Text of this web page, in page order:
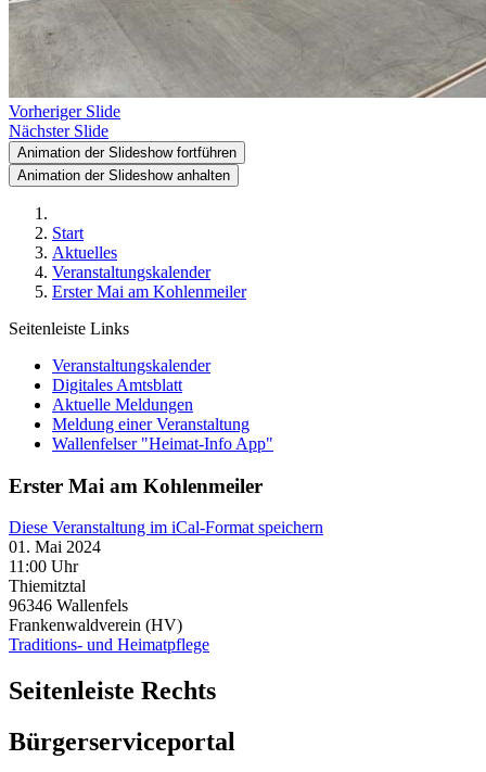
Vorheriger Slide
Nächster Slide
Animation der Slideshow fortführen
Animation der Slideshow anhalten
Start
Aktuelles
Veranstaltungskalender
Erster Mai am Kohlenmeiler
Seitenleiste Links
Veranstaltungskalender
Digitales Amtsblatt
Aktuelle Meldungen
Meldung einer Veranstaltung
Wallenfelser "Heimat-Info App"
Erster Mai am Kohlenmeiler
Diese Veranstaltung im iCal-Format speichern
01. Mai 2024
11:00 Uhr
Thiemitztal
96346 Wallenfels
Frankenwaldverein (HV)
Traditions- und Heimatpflege
Seitenleiste Rechts
Bürgerserviceportal